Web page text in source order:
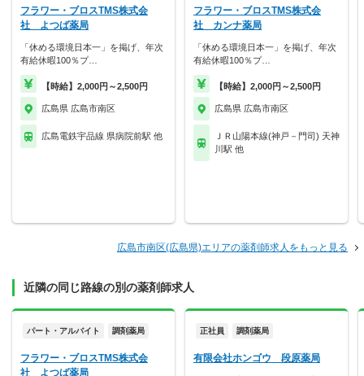
フラワー・ブロスTMS株式会
社 よつば薬局
「休める環境日本一」を掲げ、年次
有給休暇100％プ…
【時給】2,000円～2,500円
広島県 広島市南区
広島電鉄宇品線 県病院前駅 他
フラワー・ブロスTMS株式会
社 カンナ薬局
「休める環境日本一」を掲げ、年次
有給休暇100％プ…
【時給】2,000円～2,500円
広島県 広島市南区
ＪＲ山陽本線(神戸－門司) 天神
川駅 他
広島市南区(広島県)エリアの薬剤師求人をもっと見る
近隣の同じ路線の別の薬剤師求人
パート・アルバイト 調剤薬局
フラワー・ブロスTMS株式会
社 よつば薬局
正社員 調剤薬局
有限会社ホンゴウ 段原薬局